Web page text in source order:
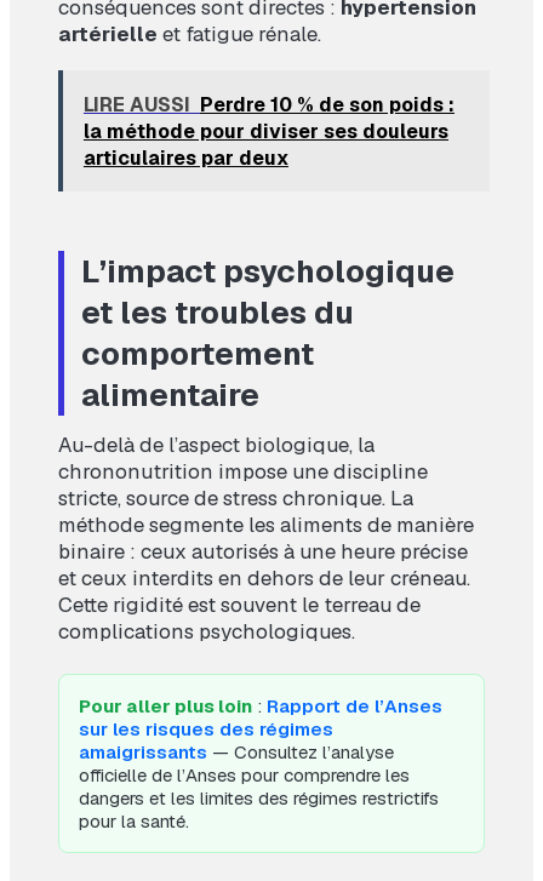
conséquences sont directes : hypertension
artérielle et fatigue rénale.
LIRE AUSSI Perdre 10 % de son poids :
la méthode pour diviser ses douleurs
articulaires par deux
L’impact psychologique
et les troubles du
comportement
alimentaire
Au-delà de l’aspect biologique, la
chrononutrition impose une discipline
stricte, source de stress chronique. La
méthode segmente les aliments de manière
binaire : ceux autorisés à une heure précise
et ceux interdits en dehors de leur créneau.
Cette rigidité est souvent le terreau de
complications psychologiques.
Pour aller plus loin : Rapport de l’Anses
sur les risques des régimes
amaigrissants — Consultez l’analyse
officielle de l’Anses pour comprendre les
dangers et les limites des régimes restrictifs
pour la santé.